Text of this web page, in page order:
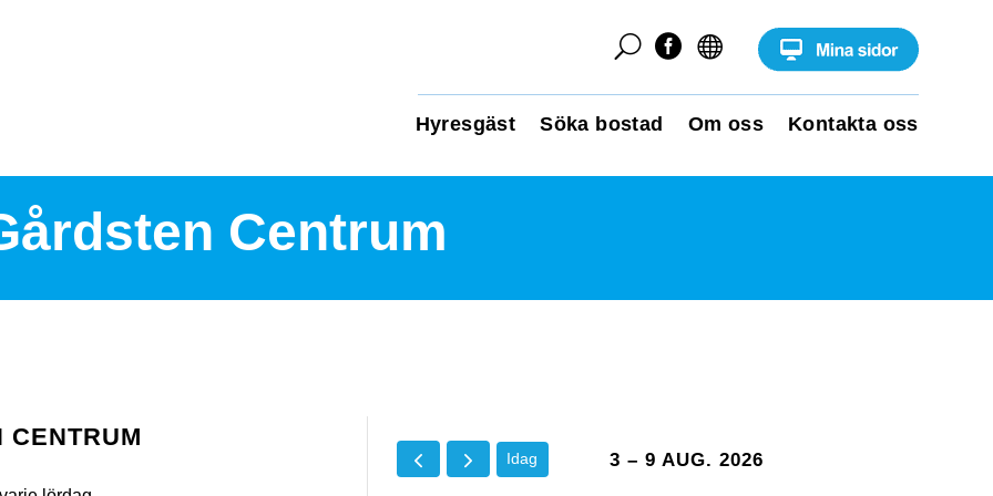


U
Hyresgäst Söka bostad Om oss Kontakta oss
Centrum
CENTRUM
Idag 3 – 9 AUG. 2026